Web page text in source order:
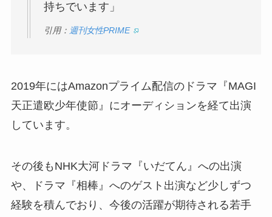
持ちでいます」
引用： 週刊女性PRIME
2019年にはAmazonプライム配信のドラマ『MAGI
天正遣欧少年使節』にオーディションを経て出演
しています。
その後もNHK大河ドラマ『いだてん』への出演
や、ドラマ『相棒』へのゲスト出演など少しずつ
経験を積んでおり、今後の活躍が期待される若手